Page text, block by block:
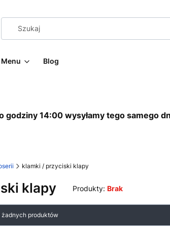
Menu Blog
godziny 14:00 wysyłamy tego samego
klamki / przyciski klapy
klapy Produkty: Brak
żadnych produktów